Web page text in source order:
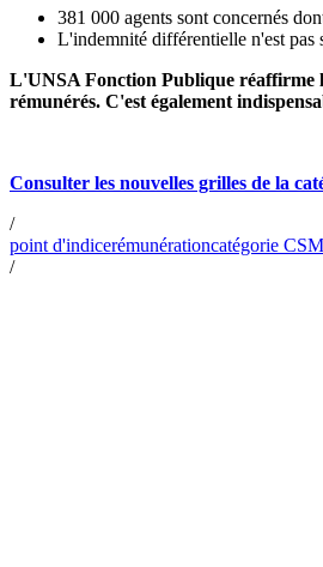
381 000 agents sont concernés
L'indemnité différentielle n'est pas
L'UNSA Fonction Publique réaffirme
rémunérés. C'est également
Consulter les nouvelles grilles de la
/
point d'indicerémunérationcatégorie C
/